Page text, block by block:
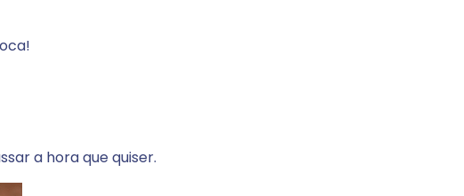
a hora que quiser.